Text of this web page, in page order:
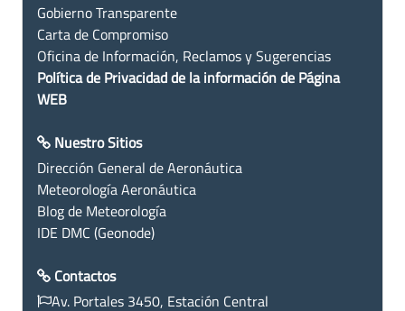
Gobierno Transparente
Carta de Compromiso
Oficina de Información, Reclamos y Sugerencias
Política de Privacidad de la información de Página
WEB
Nuestro Sitios
Dirección General de Aeronáutica
Meteorología Aeronáutica
Blog de Meteorología
IDE DMC (Geonode)
Contactos
Av. Portales 3450, Estación Central